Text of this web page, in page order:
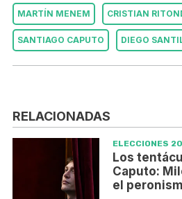
MARTÍN MENEM CRISTIAN
SANTIAGO CAPUTO DIEGO
RELACIONADAS
ELECCIONES
Los
Caputo:
el